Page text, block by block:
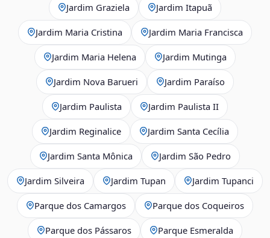
Jardim Graziela Jardim Itapuã
Jardim Maria Cristina Jardim Maria Francisca
Jardim Maria Helena Jardim Mutinga
Jardim Nova Barueri Jardim Paraíso
Jardim Paulista Jardim Paulista II
Jardim Reginalice Jardim Santa Cecília
Jardim Santa Mônica Jardim São Pedro
Jardim Silveira Jardim Tupan Jardim Tupanci
Parque dos Camargos Parque dos Coqueiros
Parque dos Pássaros Parque Esmeralda